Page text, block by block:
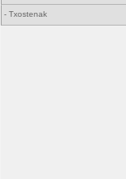
- Txostenak